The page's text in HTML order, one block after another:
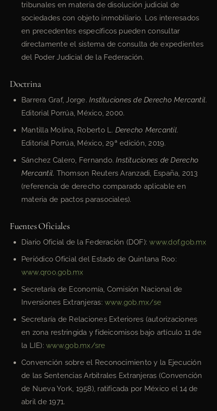
tribunales en materia de disolución judicial de
sociedades con objeto inmobiliario. Los interesados
en precedentes específicos pueden consultar
directamente el sistema de consulta de expedientes
del Poder Judicial de la Federación.
Doctrina
Barrera Graf, Jorge.Instituciones de Derecho Mercantil.
Editorial Porrúa, México, 2000.
Mantilla Molina, Roberto L. Derecho Mercantil.
Editorial Porrúa, México, 29ª edición, 2019.
Sánchez Calero, Fernando.Instituciones de Derecho
Mercantil. Thomson Reuters Aranzadi, España, 2013
(referencia de derecho comparado aplicable en
materia de pactos parasociales).
Fuentes Oficiales
Diario Oficial de la Federación (DOF):www.dof.gob.mx
Periódico Oficial del Estado de Quintana Roo:
www.qroo.gob.mx
Secretaría de Economía, Comisión Nacional de
Inversiones Extranjeras:www.gob.mx/se
Secretaría de Relaciones Exteriores (autorizaciones
en zona restringida y fideicomisos bajo artículo 11 de
la LIE):www.gob.mx/sre
Convención sobre el Reconocimiento y la Ejecución
de las Sentencias Arbitrales Extranjeras (Convención
de Nueva York, 1958), ratificada por México el 14 de
abril de 1971.